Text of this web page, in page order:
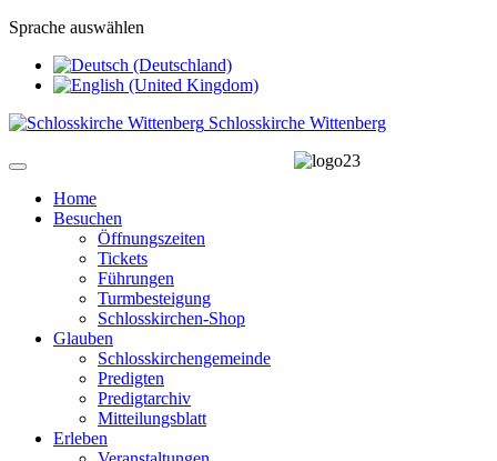
Sprache auswählen
Schlosskirche Wittenberg
Home
Besuchen
Öffnungszeiten
Tickets
Führungen
Turmbesteigung
Schlosskirchen-Shop
Glauben
Schlosskirchengemeinde
Predigten
Predigtarchiv
Mitteilungsblatt
Erleben